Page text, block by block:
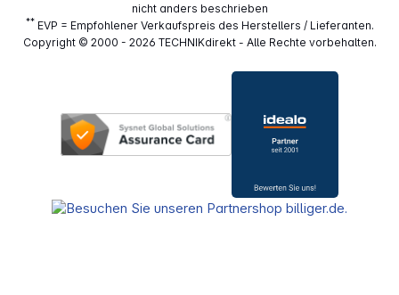
nicht anders beschrieben
**EVP = Empfohlener Verkaufspreis des Herstellers / Lieferanten.
Copyright © 2000 - 2026 TECHNIKdirekt - Alle Rechte vorbehalten.